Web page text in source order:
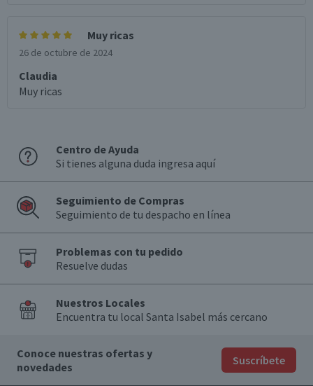
Muy ricas
26 de octubre de 2024
Claudia
Muy ricas
Centro de Ayuda
Si tienes alguna duda ingresa aquí
Seguimiento de Compras
Seguimiento de tu despacho en línea
Problemas con tu pedido
Resuelve dudas
Nuestros Locales
Encuentra tu local Santa Isabel más cercano
Conoce nuestras ofertas y
novedades
Suscríbete